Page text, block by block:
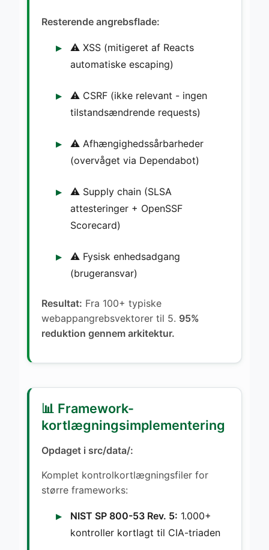
Resterende angrebsflade:
⚠️ XSS (mitigeret af Reacts
automatiske escaping)
⚠️ CSRF (ikke relevant - ingen
tilstandsændrende requests)
⚠️ Afhængighedssårbarheder
(overvåget via Dependabot)
⚠️ Supply chain (SLSA
attesteringer + OpenSSF
Scorecard)
⚠️ Fysisk enhedsadgang
(brugeransvar)
Resultat: Fra 100+ typiske
webappangrebsvektorer til 5. 95%
reduktion gennem arkitektur.
📊 Framework-
kortlægningsimplementering
Opdaget i src/data/:
Komplet kontrolkortlægningsfiler for
større frameworks:
NIST SP 800-53 Rev. 5: 1.000+
kontroller kortlagt til CIA-triaden